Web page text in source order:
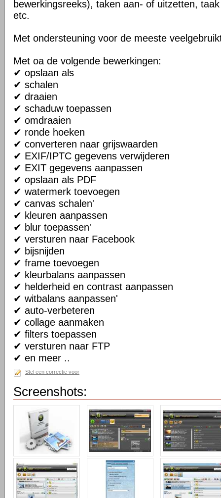
bewerkingsreeks), taken aan- of uitzetten,
etc.
Met ondersteuning voor de meeste
Met oa de volgende bewerkingen:
✔ opslaan als
✔ schalen
✔ draaien
✔ schaduw toepassen
✔ omdraaien
✔ ronde hoeken
✔ converteren naar grijswaarden
✔ EXIF/IPTC gegevens verwijderen
✔ EXIT gegevens aanpassen
✔ opslaan als PDF
✔ watermerk toevoegen
✔ canvas schalen'
✔ kleuren aanpassen
✔ blur toepassen'
✔ versturen naar Facebook
✔ bijsnijden
✔ frame toevoegen
✔ kleurbalans aanpassen
✔ helderheid en contrast aanpassen
✔ witbalans aanpassen'
✔ auto-verbeteren
✔ collage aanmaken
✔ filters toepassen
✔ versturen naar FTP
✔ en meer ..
Stel een correctie voor
Screenshots: